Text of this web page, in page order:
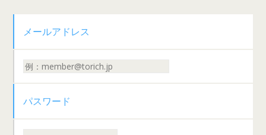
メールアドレス
パスワード